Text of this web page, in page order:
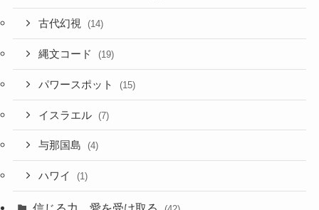
古代幻視 (14)
縄文コード (19)
パワースポット (15)
イスラエル (7)
与那国島 (4)
ハワイ (1)